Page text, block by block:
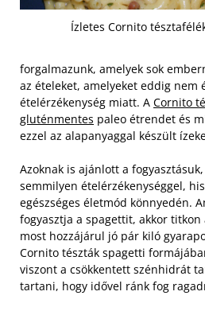
Ízletes Cornito
forgalmazunk, amelyek sok
az ételeket, amelyeket eddig nem
ételérzékenység miatt. A Cornito
gluténmentes paleo étrendet és
ezzel az alapanyaggal készült
Azoknak is ajánlott a
semmilyen ételérzékenységgel,
egészséges életmód könnyedén.
fogyasztja a spagettit, akkor
most hozzájárul jó pár kiló
Cornito tészták spagetti
viszont a csökkentett szénhidrát
tartani, hogy idővel ránk fog